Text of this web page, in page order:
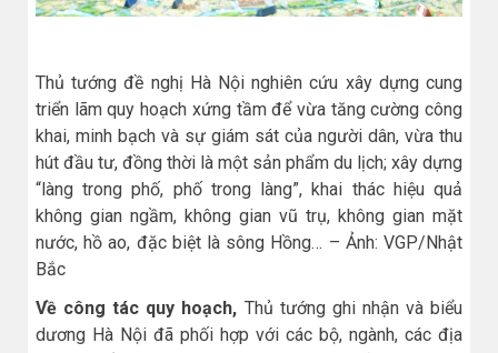
Thủ tướng đề nghị Hà Nội nghiên cứu xây dựng cung
triển lãm quy hoạch xứng tầm để vừa tăng cường công
khai, minh bạch và sự giám sát của người dân, vừa thu
hút đầu tư, đồng thời là một sản phẩm du lịch; xây dựng
“làng trong phố, phố trong làng”, khai thác hiệu quả
không gian ngầm, không gian vũ trụ, không gian mặt
nước, hồ ao, đặc biệt là sông Hồng… – Ảnh: VGP/Nhật
Bắc
Về công tác quy hoạch, Thủ tướng ghi nhận và biểu
dương Hà Nội đã phối hợp với các bộ, ngành, các địa